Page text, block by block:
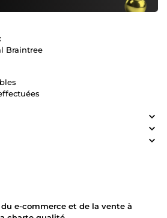
Braintree
e-commerce et de la vente à